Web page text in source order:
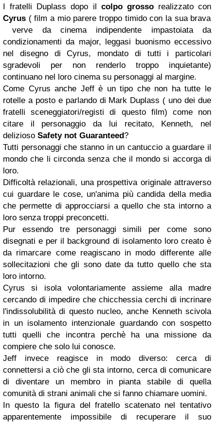
I fratelli Duplass dopo il colpo grossorealizzato con
Cyrus ( film a mio parere troppo timido con la sua brava
verve da cinema indipendente impastoiata da
condizionamenti da major, leggasi buonismo eccessivo
nel disegno di Cyrus, mondato di tutti i particolari
sgradevoli per non renderlo troppo inquietante)
continuano nel loro cinema su personaggi al margine.
Come Cyrus anche Jeff è un tipo che non ha tutte le
rotelle a posto e parlando di Mark Duplass ( uno dei due
fratelli sceneggiatori/registi di questo film) come non
citare il personaggio da lui recitato, Kenneth, nel
delizioso Safety not Guaranteed?
Tutti personaggi che stanno in un cantuccio a guardare il
mondo che li circonda senza che il mondo si accorga di
loro.
Difficoltà relazionali, una prospettiva originale attraverso
cui guardare le cose, un'anima più candida della media
che permette di approcciarsi a quello che sta intorno a
loro senza troppi preconcetti.
Pur essendo tre personaggi simili per come sono
disegnati e per il background di isolamento loro creato è
da rimarcare come reagiscano in modo differente alle
sollecitazioni che gli sono date da tutto quello che sta
loro intorno.
Cyrus si isola volontariamente assieme alla madre
cercando di impedire che chicchessia cerchi di incrinare
l'indissolubilità di questo nucleo, anche Kenneth scivola
in un isolamento intenzionale guardando con sospetto
tutti quelli che incontra perchè ha una missione da
compiere che solo lui conosce.
Jeff invece reagisce in modo diverso: cerca di
connettersi a ciò che gli sta intorno, cerca di comunicare
di diventare un membro in pianta stabile di quella
comunità di strani animali che si fanno chiamare uomini.
In questo la figura del fratello scatenato nel tentativo
apparentemente impossibile di recuperare il suo